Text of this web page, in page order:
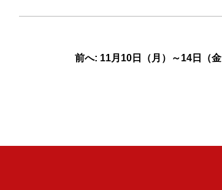
前へ: 11月10日（月）～14日（